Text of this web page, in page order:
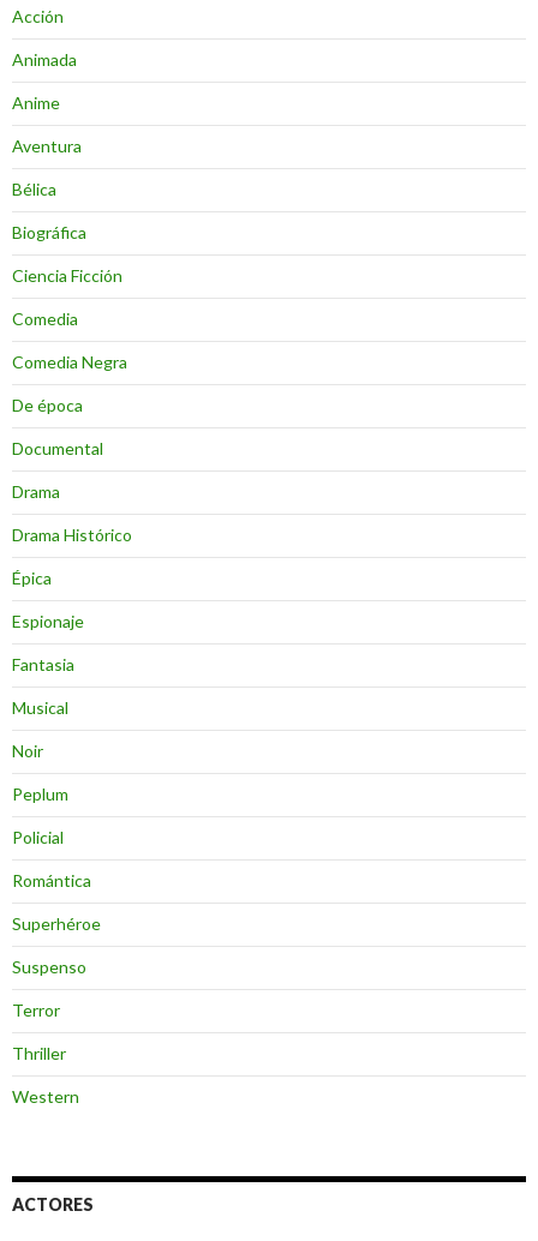
Acción
Animada
Anime
Aventura
Bélica
Biográfica
Ciencia Ficción
Comedia
Comedia Negra
De época
Documental
Drama
Drama Histórico
Épica
Espionaje
Fantasia
Musical
Noir
Peplum
Policial
Romántica
Superhéroe
Suspenso
Terror
Thriller
Western
ACTORES